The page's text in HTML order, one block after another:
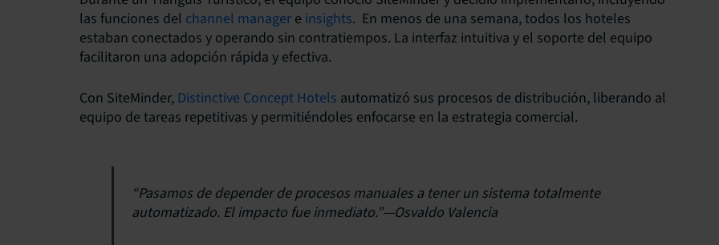
las funciones del channel manager e insights. En menos de una semana, todos los hoteles
estaban conectados y operando sin contratiempos. La interfaz intuitiva y el soporte del equipo
facilitaron una adopción rápida y efectiva.
Con SiteMinder, Distinctive Concept Hotels automatizó sus procesos de distribución, liberando al
equipo de tareas repetitivas y permitiéndoles enfocarse en la estrategia comercial.
“Pasamos de depender de procesos manuales a tener un sistema totalmente
automatizado. El impacto fue inmediato.”—Osvaldo Valencia